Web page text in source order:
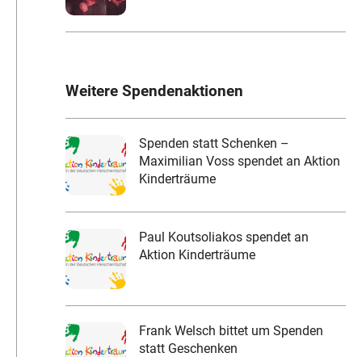
Weitere Spendenaktionen
Spenden statt Schenken –
Maximilian Voss spendet an Aktion
Kinderträume
Paul Koutsoliakos spendet an
Aktion Kinderträume
Frank Welsch bittet um Spenden
statt Geschenken